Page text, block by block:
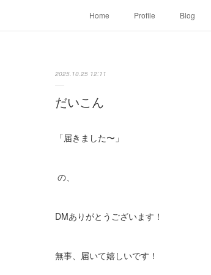
Home Profile Blog
2025.10.25 12:11
だいこん
「届きました〜」
の、
DMありがとうございます！
無事、届いて嬉しいです！